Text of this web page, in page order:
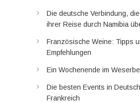
Die deutsche Verbindung,
ihrer Reise durch Namibia
Französische Weine: Tipps
Empfehlungen
Ein Wochenende im
Die besten Events in
Frankreich